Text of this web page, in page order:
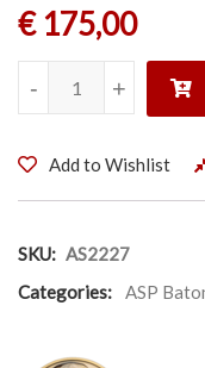
€175,00
BATON+
- +
-
Add to Wishlist
SKU: AS2227
Categories:
ASP